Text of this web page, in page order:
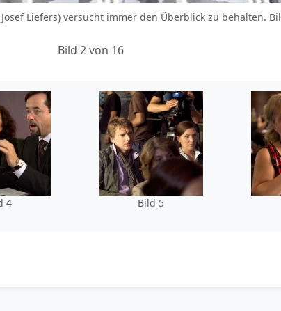
Liefers) versucht immer den Überblick zu behalten.
Bild 2 von 16
4 Bild 5